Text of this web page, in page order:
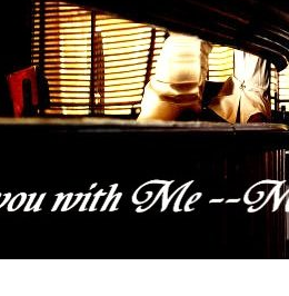
ス
ト
ポ
ッ
プ
の
26
位
に
ラ